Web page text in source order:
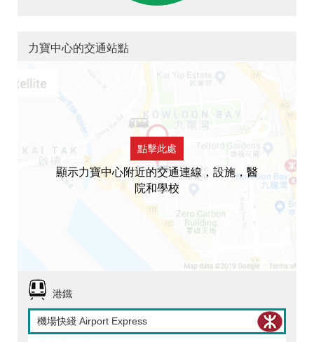
力寶中心的交通站點
點擊此處
顯示力寶中心附近的交通連線，設施，醫
院和學校
港鐵
機場快綫 Airport Express